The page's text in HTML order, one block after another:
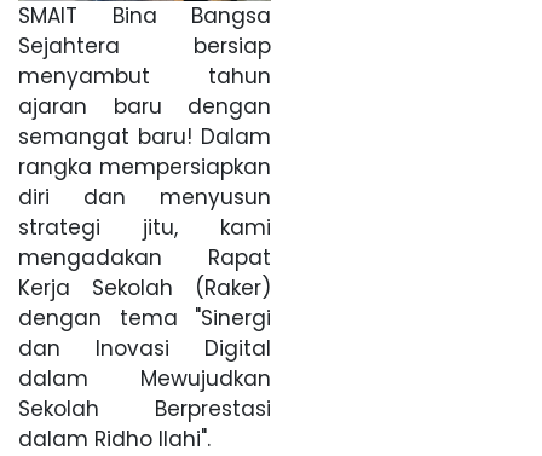
SMAIT Bina Bangsa
Sejahtera bersiap
menyambut tahun
ajaran baru dengan
semangat baru! Dalam
rangka mempersiapkan
diri dan menyusun
strategi jitu, kami
mengadakan Rapat
Kerja Sekolah (Raker)
dengan tema "Sinergi
dan Inovasi Digital
dalam Mewujudkan
Sekolah Berprestasi
dalam Ridho Ilahi".